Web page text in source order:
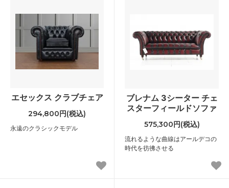
エセックス クラブチェア
294,800円(税込)
永遠のクラシックモデル
ブレナム 3シーター チェ
スターフィールドソファ
575,300円(税込)
流れるような曲線はアールデコの
時代を彷彿させる